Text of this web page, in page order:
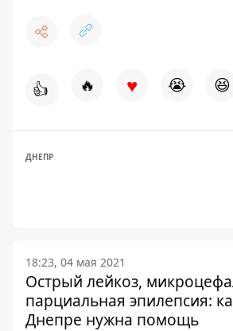
👍 🔥 ♥ 😭 😆
ДНЕПР
18:23, 04 мая 2021
Острый лейкоз,
парциальная эпилепсия:
Днепре нужна помощь